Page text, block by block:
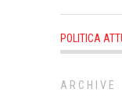
POLITICA
2 days ago - Altro
ARCHIVE